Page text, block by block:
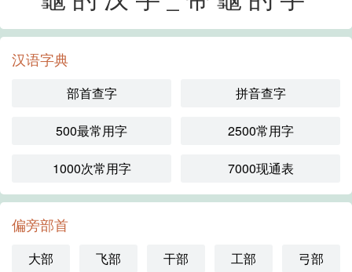
汉语字典
部首查字 拼音查字
500最常用字 2500常用字
1000次常用字 7000现通表
偏旁部首
大部 飞部 干部 工部 弓部